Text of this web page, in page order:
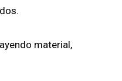
material,